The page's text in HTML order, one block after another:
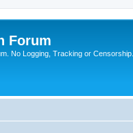
Forum
No Logging, Tracking or Censorship.